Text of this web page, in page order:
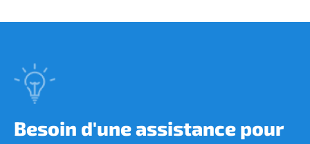
Besoin d'une assistance pour